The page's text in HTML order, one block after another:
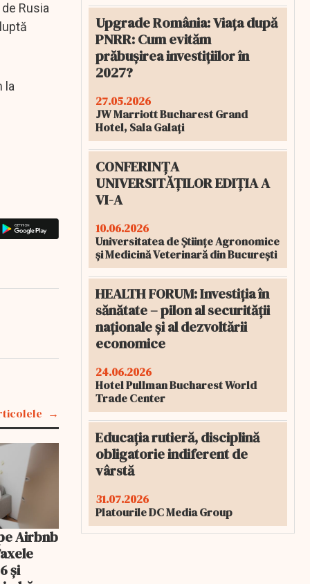
Rusia
la
Airbnb
și
Upgrade România: Viața după
PNRR: Cum evităm
prăbușirea investițiilor în
2027?
27.05.2026
JW Marriott Bucharest Grand
Hotel, Sala Galați
CONFERINȚA
UNIVERSITĂȚILOR EDIȚIA A
VI-A
10.06.2026
Universitatea de Științe Agronomice
și Medicină Veterinară din București
HEALTH FORUM: Investiția în
sănătate – pilon al securității
naționale și al dezvoltării
economice
24.06.2026
Hotel Pullman Bucharest World
Trade Center
Educația rutieră, disciplină
obligatorie indiferent de
vârstă
31.07.2026
Platourile DC Media Group